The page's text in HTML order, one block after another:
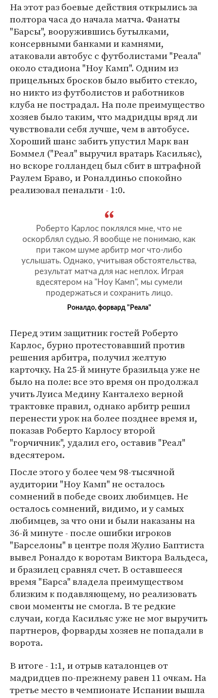
На этот раз боевые действия открылись за
полтора часа до начала матча. Фанаты
"Барсы", вооружившись бутылками,
консервными банками и камнями,
атаковали автобус с футболистами "Реала"
около стадиона "Ноу Камп". Одним из
прицельных бросков было выбито стекло,
но никто из футболистов и работников
клуба не пострадал. На поле преимущество
хозяев было таким, что мадридцы вряд ли
чувствовали себя лучше, чем в автобусе.
Хороший шанс забить упустил Марк ван
Боммел ("Реал" выручил вратарь Касильяс),
но вскоре голландец был сбит в штрафной
Раулем Браво, и Роналдиньо спокойно
реализовал пенальти - 1:0.
Роберто Карлос поклялся мне, что не
оскорблял судью. Я вообще не понимаю, как
при таком шуме арбитр мог что-либо
услышать. Однако, учитывая обстоятельства,
результат матча для нас неплох. Играя
вдесятером на "Ноу Камп", мы сумели
продержаться и сохранить лицо.
Роналдо, форвард "Реала"
Перед этим защитник гостей Роберто
Карлос, бурно протестовавший против
решения арбитра, получил желтую
карточку. На 25-й минуте бразильца уже не
было на поле: все это время он продолжал
учить Луиса Медину Канталехо верной
трактовке правил, однако арбитр решил
перенести урок на более позднее время и,
показав Роберто Карлосу второй
"горчичник", удалил его, оставив "Реал"
вдесятером.
После этого у более чем 98-тысячной
аудитории "Ноу Камп" не осталось
сомнений в победе своих любимцев. Не
осталось сомнений, видимо, и у самых
любимцев, за что они и были наказаны на
36-й минуте - после ошибки игроков
"Барселоны" в центре поля Жулио Баптиста
вывел Роналдо к воротам Виктора Вальдеса,
и бразилец сравнял счет. В оставшееся
время "Барса" владела преимуществом
близким к подавляющему, но реализовать
свои моменты не смогла. В те редкие
случаи, когда Касильяс уже не мог выручить
партнеров, форварды хозяев не попадали в
ворота.
В итоге - 1:1, и отрыв каталонцев от
мадридцев по-прежнему равен 11 очкам. На
третье место в чемпионате Испании вышла